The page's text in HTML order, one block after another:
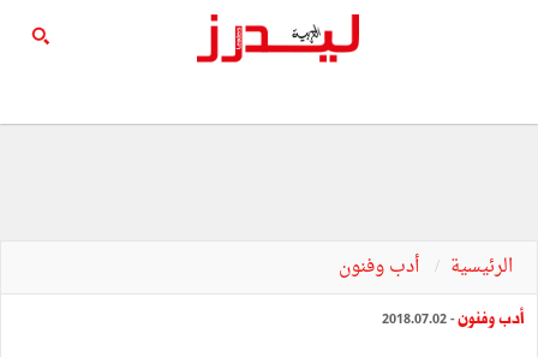
الرئيسية أدب وفنون
أدب وفنون- 2018.07.02